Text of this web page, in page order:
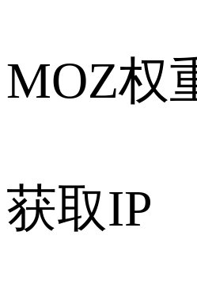
MOZ权
获取IP